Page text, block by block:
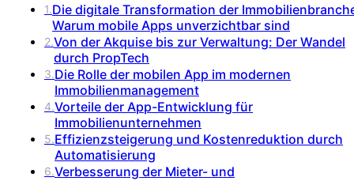
1.Die digitale Transformation der
Warum mobile Apps unverzichtbar sind
2.Von der Akquise bis zur Verwaltung: Der Wandel
durch PropTech
3.Die Rolle der mobilen App im modernen
Immobilienmanagement
4.Vorteile der App-Entwicklung für
Immobilienunternehmen
5.Effizienzsteigerung und Kostenreduktion durch
Automatisierung
6.Verbesserung der Mieter- und